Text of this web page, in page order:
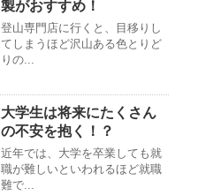
製がおすすめ！
登山専門店に行くと、目移りし
てしまうほど沢山ある色とりど
りの...
大学生は将来にたくさん
の不安を抱く！？
近年では、大学を卒業しても就
職が難しいといわれるほど就職
難で...